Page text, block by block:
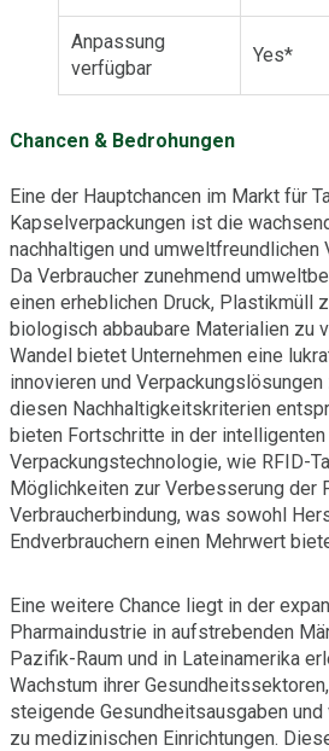
Anpassung
verfügbar
Yes*
Chancen & Bedrohungen
Eine der Hauptchancen im Markt für
Kapselverpackungen ist die
nachhaltigen und umweltfreundlichen
Da Verbraucher zunehmend
einen erheblichen Druck, Plastikmüll
biologisch abbaubare Materialien zu
Wandel bietet Unternehmen eine
innovieren und
diesen Nachhaltigkeitskriterien
bieten Fortschritte in der intelligenten
Verpackungstechnologie, wie RFID-
Möglichkeiten zur Verbesserung der
Verbraucherbindung, was sowohl
Endverbrauchern einen Mehrwert
Eine weitere Chance liegt in der
Pharmaindustrie in aufstrebenden
Pazifik-Raum und in Lateinamerika
Wachstum ihrer
steigende Gesundheitsausgaben
zu medizinischen Einrichtungen.